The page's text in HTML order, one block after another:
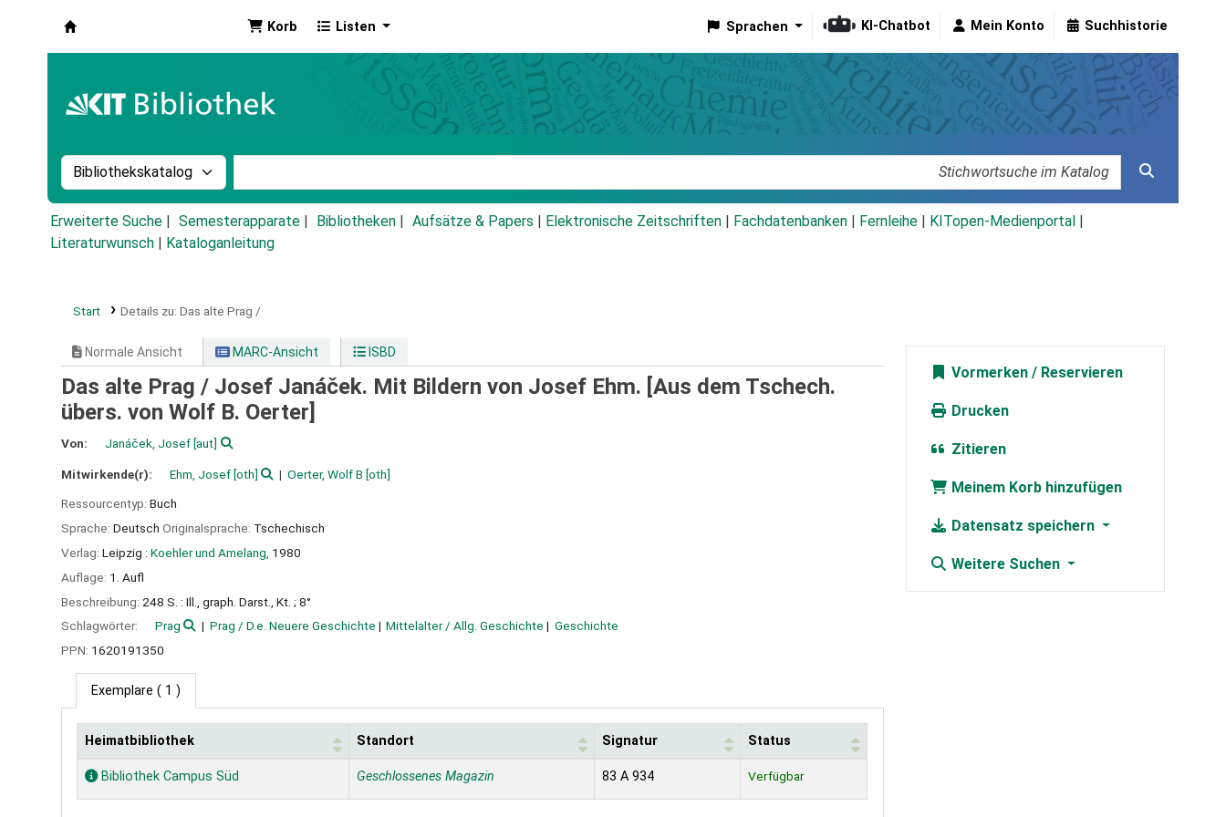
Korb Listen Sprachen KI-Chatbot Mein Konto Suchhistorie
Suche im Katalog nach:
Erweiterte Suche Semesterapparate Bibliotheken Aufsätze & Papers Elektronische Zeitschriften Fachdatenbanken Fernleihe KITopen-Medienportal
Literaturwunsch
Kataloganleitung
Start Details zu: Das alte Prag /
Normale Ansicht MARC-Ansicht ISBD
Das alte Prag / Josef Janáček. Mit Bildern von Josef Ehm. [Aus dem Tschech.
übers. von Wolf B. Oerter]
Von: Janáček, Josef[aut]
Mitwirkende(r): Ehm, Josef[oth] Oerter, Wolf B [oth]
Ressourcentyp: Buch
Sprache: Deutsch Originalsprache: Tschechisch
Verlag: Leipzig : Koehler und Amelang, 1980
Auflage: 1. Aufl
Beschreibung: 248 S. : Ill., graph. Darst., Kt. ; 8°
Schlagwörter:
Prag Prag / D.e. Neuere Geschichte Mittelalter / Allg. Geschichte
Geschichte
PPN: 1620191350
Exemplare ( 1 )
Exemplare
Heimatbibliothek Standort Signatur Status
Bibliothek Campus Süd Geschlossenes Magazin 83 A 934 Verfügbar
Vormerken
Drucken
Zitieren
Meinem Korb hinzufügen
Datensatz speichern
Weitere Suchen